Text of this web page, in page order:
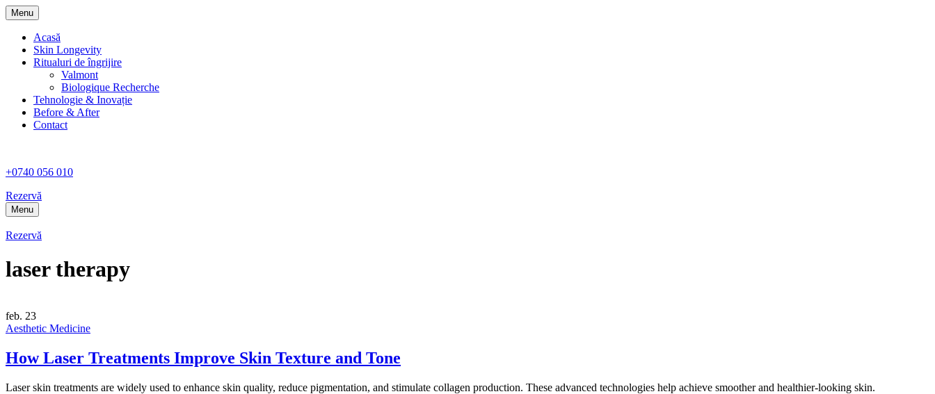
Menu
Acasă
Skin Longevity
Ritualuri de îngrijire
Valmont
Biologique Recherche
Tehnologie & Inovație
Before & After
Contact
+0740 056 010
Rezervă
Menu
Rezervă
laser therapy
feb. 23
Aesthetic Medicine
How Laser Treatments Improve Skin Texture and Tone
Laser skin treatments are widely used to enhance skin quality, reduce pigmentation, and stimulate collagen production. These advanced technologies help achieve smoother and healthier-looking skin.